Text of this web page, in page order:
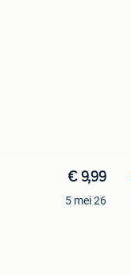
€ 9,99
5 mei 26